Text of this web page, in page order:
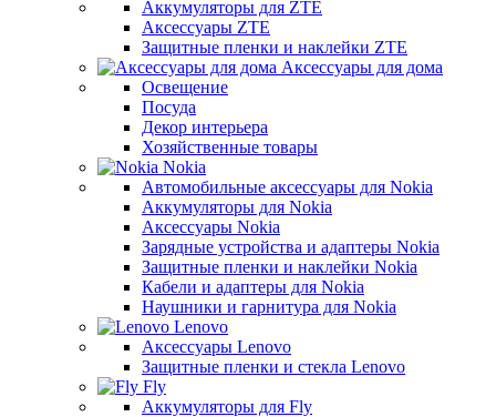
Аккумуляторы для ZTE
Аксессуары ZTE
Защитные пленки и наклейки ZTE
Аксессуары для дома
Освещение
Посуда
Декор интерьера
Хозяйственные товары
Nokia
Автомобильные аксессуары для Nokia
Аккумуляторы для Nokia
Аксессуары Nokia
Зарядные устройства и адаптеры Nokia
Защитные пленки и наклейки Nokia
Кабели и адаптеры для Nokia
Наушники и гарнитура для Nokia
Lenovo
Аксессуары Lenovo
Защитные пленки и стекла Lenovo
Fly
Аккумуляторы для Fly